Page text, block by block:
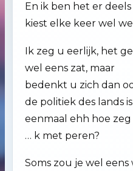
En ik ben het er
kiest elke keer wel
Ik zeg u eerlijk, het
wel eens zat, maar
bedenkt u zich dan
de politiek des lands
eenmaal ehh hoe
… k met peren?
Soms zou je wel